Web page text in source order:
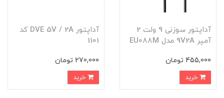
آداپتور سوزنی 9 ولت 2
آمپر 9V2A مدل EU088M
455,000 تومان
آداپتور DVE 5V / 2A کد
1101
270,000 تومان